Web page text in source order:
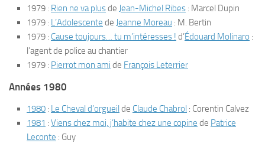
1979 : Rien ne va plusde Jean-Michel Ribes : Marcel Dupin
1979 : L’Adolescente de Jeanne Moreau : M. Bertin
1979 : Cause toujours… tu m’intéresses ! d’Édouard Molinaro :
l’agent de police au chantier
1979 : Pierrot mon ami de François Leterrier
Années 1980
1980 : Le Cheval d’orgueil de Claude Chabrol : Corentin Calvez
1981 : Viens chez moi, j’habite chez une copine de Patrice
Leconte : Guy